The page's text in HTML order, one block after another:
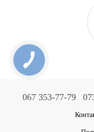
067 353-77-79